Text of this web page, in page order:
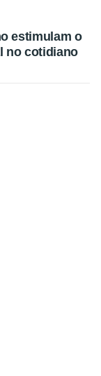
estimulam o
no cotidiano